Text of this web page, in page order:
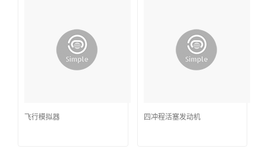
飞行模拟器 四冲程活塞发动机